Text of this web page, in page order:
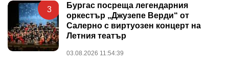
3
Бургас посреща легендарния
оркестър „Джузепе Верди“ от
Салерно с виртуозен концерт на
Летния театър
03.08.2026 11:54:39